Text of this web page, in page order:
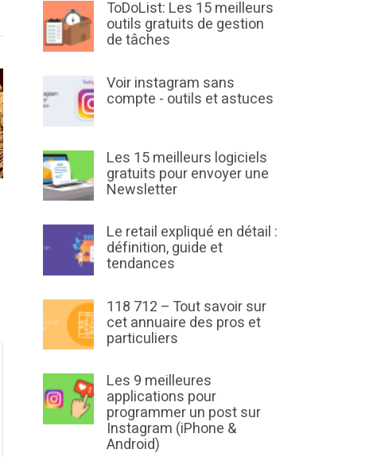
ToDoList: Les 15 meilleurs
outils gratuits de gestion
de tâches
Voir instagram sans
compte - outils et astuces
Les 15 meilleurs logiciels
gratuits pour envoyer une
Newsletter
Le retail expliqué en détail :
définition, guide et
tendances
118 712 – Tout savoir sur
cet annuaire des pros et
particuliers
Les 9 meilleures
applications pour
programmer un post sur
Instagram (iPhone &
Android)